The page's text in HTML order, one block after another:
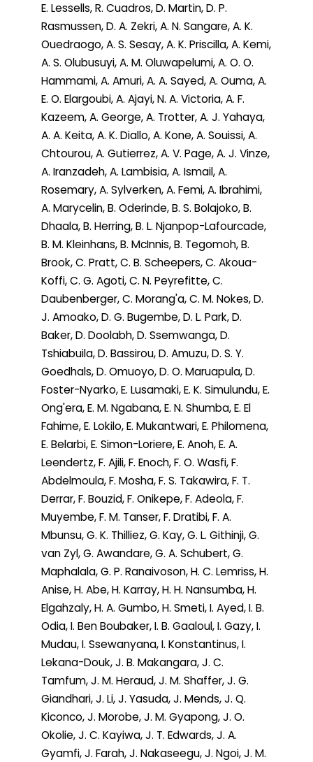
E. Lessells, R. Cuadros, D. Martin, D. P.
Rasmussen, D. A. Zekri, A. N. Sangare, A. K.
Ouedraogo, A. S. Sesay, A. K. Priscilla, A. Kemi,
A. S. Olubusuyi, A. M. Oluwapelumi, A. O. O.
Hammami, A. Amuri, A. A. Sayed, A. Ouma, A.
E. O. Elargoubi, A. Ajayi, N. A. Victoria, A. F.
Kazeem, A. George, A. Trotter, A. J. Yahaya,
A. A. Keita, A. K. Diallo, A. Kone, A. Souissi, A.
Chtourou, A. Gutierrez, A. V. Page, A. J. Vinze,
A. Iranzadeh, A. Lambisia, A. Ismail, A.
Rosemary, A. Sylverken, A. Femi, A. Ibrahimi,
A. Marycelin, B. Oderinde, B. S. Bolajoko, B.
Dhaala, B. Herring, B. L. Njanpop-Lafourcade,
B. M. Kleinhans, B. McInnis, B. Tegomoh, B.
Brook, C. Pratt, C. B. Scheepers, C. Akoua-
Koffi, C. G. Agoti, C. N. Peyrefitte, C.
Daubenberger, C. Morang'a, C. M. Nokes, D.
J. Amoako, D. G. Bugembe, D. L. Park, D.
Baker, D. Doolabh, D. Ssemwanga, D.
Tshiabuila, D. Bassirou, D. Amuzu, D. S. Y.
Goedhals, D. Omuoyo, D. O. Maruapula, D.
Foster-Nyarko, E. Lusamaki, E. K. Simulundu, E.
Ong'era, E. M. Ngabana, E. N. Shumba, E. El
Fahime, E. Lokilo, E. Mukantwari, E. Philomena,
E. Belarbi, E. Simon-Loriere, E. Anoh, E. A.
Leendertz, F. Ajili, F. Enoch, F. O. Wasfi, F.
Abdelmoula, F. Mosha, F. S. Takawira, F. T.
Derrar, F. Bouzid, F. Onikepe, F. Adeola, F.
Muyembe, F. M. Tanser, F. Dratibi, F. A.
Mbunsu, G. K. Thilliez, G. Kay, G. L. Githinji, G.
van Zyl, G. Awandare, G. A. Schubert, G.
Maphalala, G. P. Ranaivoson, H. C. Lemriss, H.
Anise, H. Abe, H. Karray, H. H. Nansumba, H.
Elgahzaly, H. A. Gumbo, H. Smeti, I. Ayed, I. B.
Odia, I. Ben Boubaker, I. B. Gaaloul, I. Gazy, I.
Mudau, I. Ssewanyana, I. Konstantinus, I.
Lekana-Douk, J. B. Makangara, J. C.
Tamfum, J. M. Heraud, J. M. Shaffer, J. G.
Giandhari, J. Li, J. Yasuda, J. Mends, J. Q.
Kiconco, J. Morobe, J. M. Gyapong, J. O.
Okolie, J. C. Kayiwa, J. T. Edwards, J. A.
Gyamfi, J. Farah, J. Nakaseegu, J. Ngoi, J. M.